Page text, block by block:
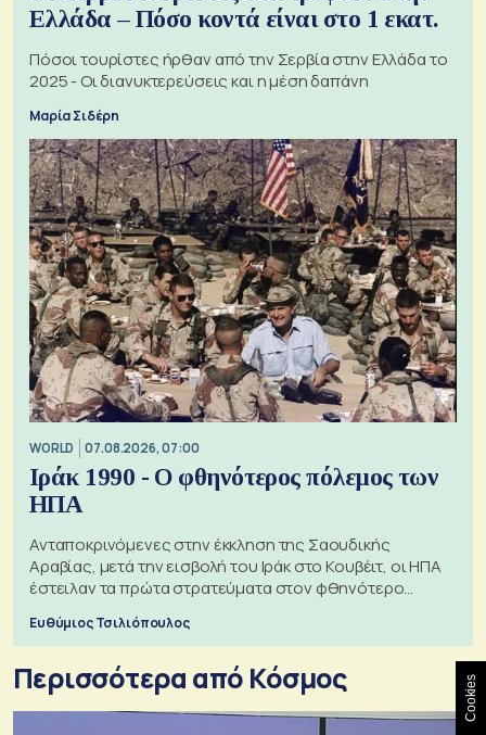
Ελλάδα – Πόσο κοντά είναι στο 1 εκατ.
Πόσοι τουρίστες ήρθαν από την Σερβία στην Ελλάδα το
2025 - Οι διανυκτερεύσεις και η μέση δαπάνη
Μαρία Σιδέρη
WORLD 07.08.2026, 07:00
Ιράκ 1990 - Ο φθηνότερος πόλεμος των
ΗΠΑ
Ανταποκρινόμενες στην έκκληση της Σαουδικής
Αραβίας, μετά την εισβολή του Ιράκ στο Κουβέιτ, οι ΗΠΑ
έστειλαν τα πρώτα στρατεύματα στον φθηνότερο
Ευθύμιος Τσιλιόπουλος
Περισσότερα από Κόσμος Cookies